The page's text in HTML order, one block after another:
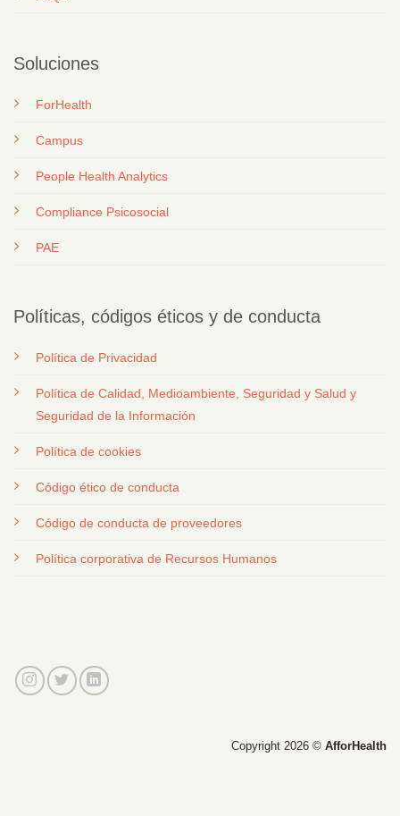
Soluciones
ForHealth
Campus
People Health Analytics
Compliance Psicosocial
PAE
Políticas, códigos éticos y de conducta
Política de Privacidad
Política de Calidad, Medioambiente, Seguridad y Salud y
Seguridad de la Información
Política de cookies
Código ético de conducta
Código de conducta de proveedores
Política corporativa de Recursos Humanos
Copyright 2026 © AfforHealth